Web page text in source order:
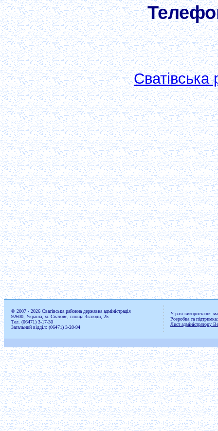
Сватівська
© 2007 - 2026 Сватівська районна державна адміністрація
92600, Україна, м. Сватове, площа Злагоди, 25
Тел. (06471) 3-17-30
Загальний відділ: (06471) 3-20-94
У разі використання
Розробка та
Лист адміністратору